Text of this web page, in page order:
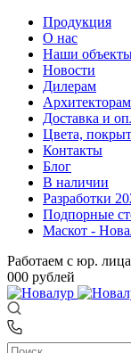
Продукция
О нас
Наши
Новости
Дилерам
Архитекторам
Доставка и
Цвета,
Контакты
Блог
В наличии
Разработки
Подпорные
Маскот -
Работаем с юр.
000 рублей